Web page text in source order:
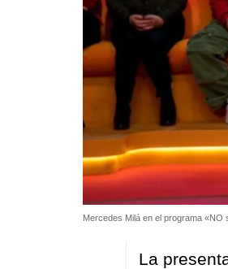
Mercedes Milá en el programa «NO
La